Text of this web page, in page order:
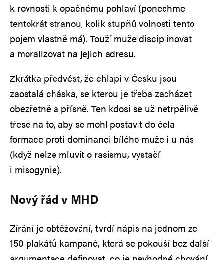
k rovnosti k opačnému pohlaví (ponechme
tentokrát stranou, kolik stupňů volnosti tento
pojem vlastně má). Touží muže disciplinovat
a moralizovat na jejich adresu.
Zkrátka předvést, že chlapi v Česku jsou
zaostalá cháska, se kterou je třeba zacházet
obezřetně a přísně. Ten kdosi se už netrpělivě
třese na to, aby se mohl postavit do čela
formace proti dominanci bílého muže i u nás
(když nelze mluvit o rasismu, vystačí
i misogynie).
Nový řád v MHD
Zírání je obtěžování, tvrdí nápis na jednom ze
150 plakátů kampaně, která se pokouší bez další